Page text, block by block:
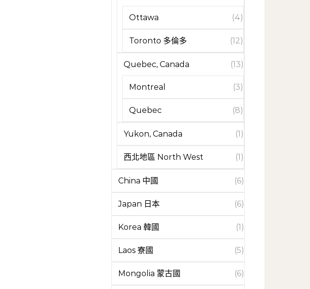
Ottawa (4)
Toronto 多倫多 (12)
Quebec, Canada (13)
Montreal (3)
Quebec (8)
Yukon, Canada (1)
西北地區 North West (1)
China 中國 (6)
Japan 日本 (6)
Korea 韓國 (1)
Laos 寮國 (5)
Mongolia 蒙古國 (6)